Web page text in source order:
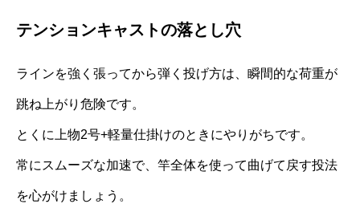
テンションキャストの落とし穴
ラインを強く張ってから弾く投げ方は、瞬間的な荷重が
跳ね上がり危険です。
とくに上物2号+軽量仕掛けのときにやりがちです。
常にスムーズな加速で、竿全体を使って曲げて戻す投法
を心がけましょう。